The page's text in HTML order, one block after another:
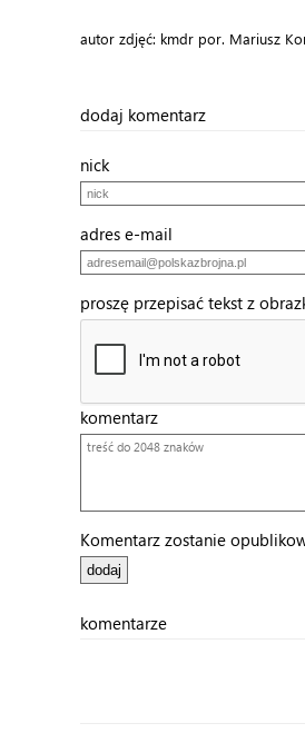
autor zdjęć: kmdr por. Mariusz
dodaj komentarz
nick
adres e-mail
proszę przepisać tekst z
komentarz
Komentarz zostanie
komentarze